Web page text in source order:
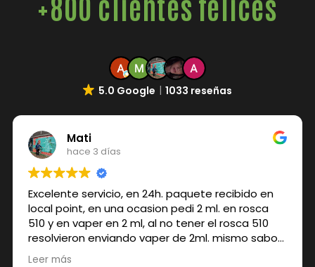
5.0 Google 1033 reseñas
Mati
hace 3 días
Excelente servicio, en 24h. paquete recibido en
local point, en una ocasion pedi 2 ml. en rosca
510 y en vaper en 2 ml, al no tener el rosca 510
resolvieron enviando vaper de 2ml. mismo sabor
sin incremento de precio, de 10
Leer más